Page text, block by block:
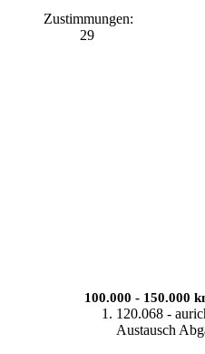
Zustimmungen:
29
100.000 - 150.000
120.068 -
Austausch